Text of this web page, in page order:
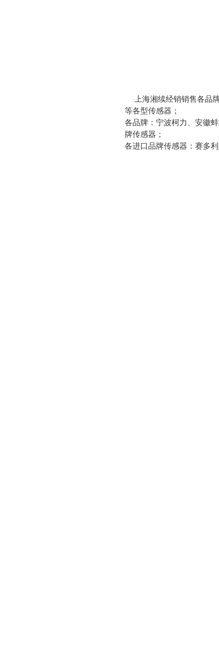
上海湘续经销销售各品
等各型传感器；
各品牌：宁波柯力、安徽
牌传感器；
各进口品牌传感器：赛多